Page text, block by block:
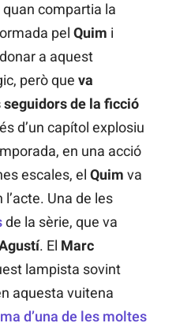
compartia la
pel Quim i
a aquest
però que va
de la ficció
d’un capítol explosiu
en una acció
escales, el Quim va
Una de les
de la sèrie, que va
. El Marc
lampista sovint
aquesta vuitena
d’una de les moltes